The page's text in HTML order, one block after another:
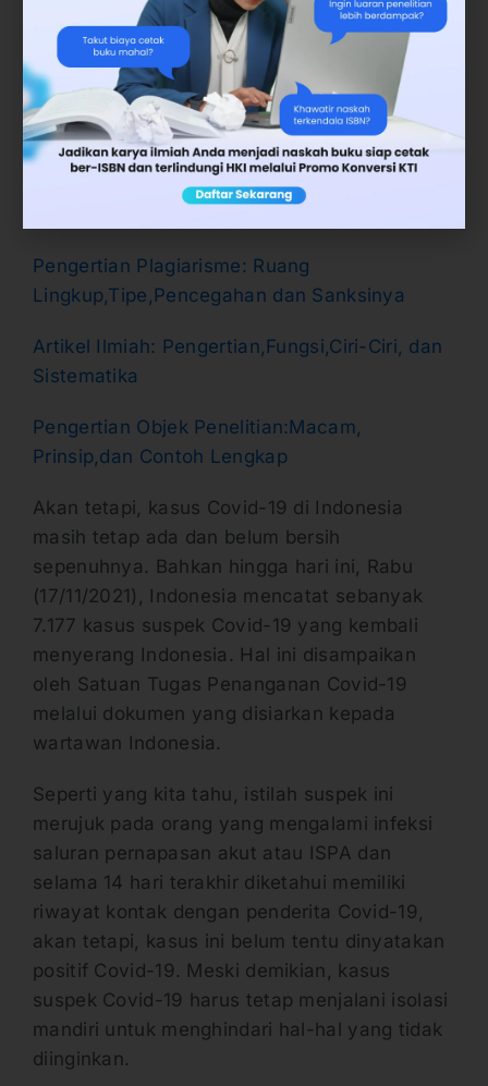
19, harapannya akan tercipta
herd immunity
dan menekan gejala dan angka kematian
akibat Covid-19.
Baca Juga:
Kesalahan Penggunaan Huruf Miring yang
Pengertian Plagiarisme: Ruang
Lingkup,Tipe,Pencegahan dan Sanksinya
Artikel Ilmiah: Pengertian,Fungsi,Ciri-Ciri, dan
Sistematika
Pengertian Objek Penelitian:Macam,
Prinsip,dan Contoh Lengkap
Akan tetapi, kasus Covid-19 di Indonesia
masih tetap ada dan belum bersih
sepenuhnya. Bahkan hingga hari ini, Rabu
(17/11/2021), Indonesia mencatat sebanyak
7.177 kasus suspek Covid-19 yang kembali
menyerang Indonesia. Hal ini disampaikan
oleh Satuan Tugas Penanganan Covid-19
melalui dokumen yang disiarkan kepada
wartawan Indonesia.
Seperti yang kita tahu, istilah suspek ini
merujuk pada orang yang mengalami infeksi
saluran pernapasan akut atau ISPA dan
selama 14 hari terakhir diketahui memiliki
riwayat kontak dengan penderita Covid-19,
akan tetapi, kasus ini belum tentu dinyatakan
positif Covid-19. Meski demikian, kasus
suspek Covid-19 harus tetap menjalani isolasi
mandiri untuk menghindari hal-hal yang tidak
diinginkan.